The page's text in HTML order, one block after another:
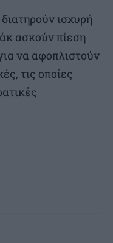
ισχυρή
ασκούν πίεση
να αφοπλιστούν
τις οποίες